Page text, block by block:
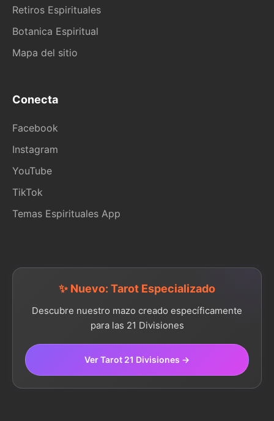
Retiros Espirituales
Botanica Espiritual
Mapa del sitio
Conecta
Facebook
Instagram
YouTube
TikTok
Temas Espirituales App
✨ Nuevo: Tarot Especializado
Descubre nuestro mazo creado específicamente
para las 21 Divisiones
Ver Tarot 21 Divisiones →